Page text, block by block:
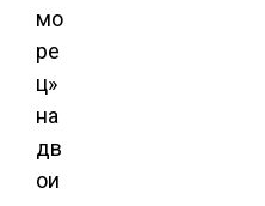
мо
ре
ц»
на
дв
ои